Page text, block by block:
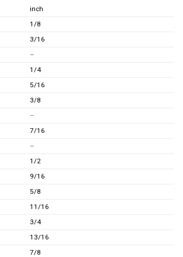
inch
1/8
3/16
–
1/4
5/16
3/8
–
7/16
–
1/2
9/16
5/8
11/16
3/4
13/16
7/8